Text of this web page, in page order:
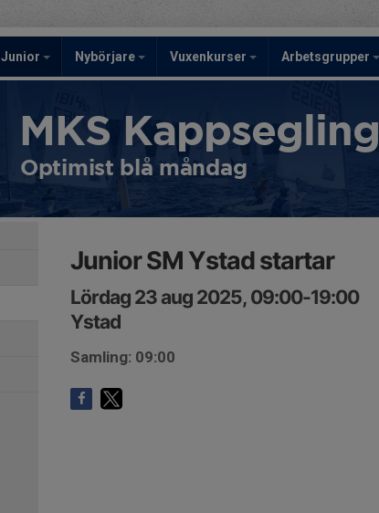
Junior Nybörjare Vuxenkurser Arbetsgrupper
MKS Kappsegling
Optimist blå måndag
Junior SM Ystad startar
Lördag 23 aug 2025, 09:00-19:00
Ystad
Samling: 09:00